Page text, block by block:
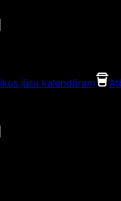
jūsu kalendāram